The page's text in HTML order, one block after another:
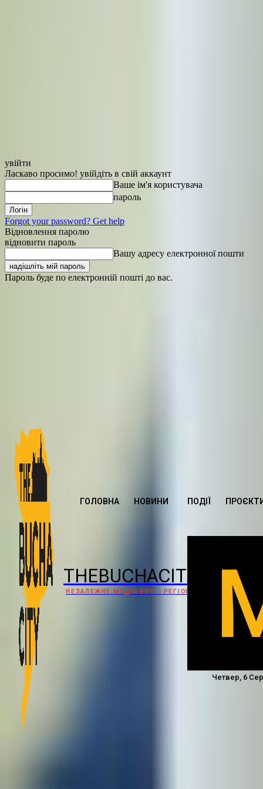
увійти
Ласкаво просимо! увійдіть в свій аккаунт
Ваше ім'я користувача
пароль
Forgot your password? Get help
Відновлення паролю
відновити пароль
Вашу адресу електронної пошти
Пароль буде по електронній пошті до вас.
THEBUCHACITY
НЕЗАЛЕЖНЕ МЕДІА БУЧІ І РЕГІОНУ
ГОЛОВНА НОВИНИ ПОДІЇ
Четвер, 6